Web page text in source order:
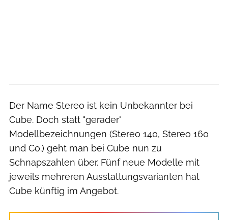
Der Name Stereo ist kein Unbekannter bei
Cube. Doch statt "gerader"
Modellbezeichnungen (Stereo 140, Stereo 160
und Co.) geht man bei Cube nun zu
Schnapszahlen über. Fünf neue Modelle mit
jeweils mehreren Ausstattungsvarianten hat
Cube künftig im Angebot.